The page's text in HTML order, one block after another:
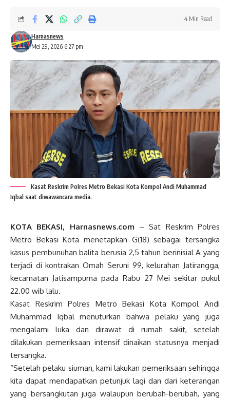
Mei 29, 2026 6:27 pm
Harnasnews
4 Min Read
Kasat Reskrim Polres Metro Bekasi Kota Kompol Andi Muhammad
Iqbal saat diwawancara media.
KOTA BEKASI, Harnasnews.com – Sat Reskrim Polres
Metro Bekasi Kota menetapkan G(18) sebagai tersangka
kasus pembunuhan balita berusia 2,5 tahun berinisial A yang
terjadi di kontrakan Omah Seruni 99, kelurahan Jatirangga,
kecamatan Jatisampurna pada Rabu 27 Mei sekitar pukul
22.00 wib lalu.
Kasat Reskrim Polres Metro Bekasi Kota Kompol Andi
Muhammad Iqbal menuturkan bahwa pelaku yang juga
mengalami luka dan dirawat di rumah sakit, setelah
dilakukan pemeriksaan intensif dinaikan statusnya menjadi
tersangka.
“Setelah pelaku siuman, kami lakukan pemeriksaan sehingga
kita dapat mendapatkan petunjuk lagi dan dari keterangan
yang bersangkutan juga walaupun berubah-berubah, yang